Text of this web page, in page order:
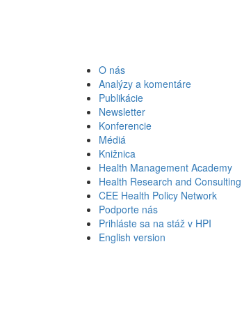
O nás
Analýzy a komentáre
Publikácie
Newsletter
Konferencie
Médiá
Knižnica
Health Management Academy
Health Research and Consulting
CEE Health Policy Network
Podporte nás
Prihláste sa na stáž v HPI
English version